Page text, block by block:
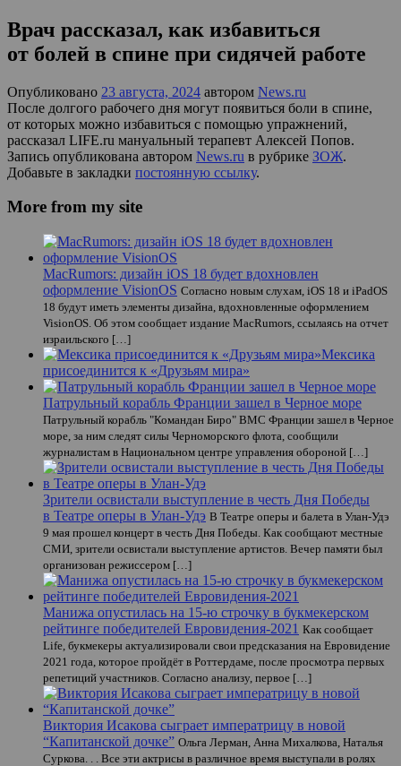
Врач рассказал, как избавиться
от болей в спине при сидячей работе
Опубликовано 23 августа, 2024 автором News.ru
После долгого рабочего дня могут появиться боли в спине,
от которых можно избавиться с помощью упражнений,
рассказал LIFE.ru мануальный терапевт Алексей Попов.
Запись опубликована автором News.ru в рубрике ЗОЖ.
Добавьте в закладки постоянную ссылку.
More from my site
MacRumors: дизайн iOS 18 будет вдохновлен
оформление VisionOS Согласно новым слухам, iOS 18 и iPadOS
18 будут иметь элементы дизайна, вдохновленные оформлением
VisionOS. Об этом сообщает издание MacRumors, ссылаясь на отчет
израильского […]
Мексика
присоединится к «Друзьям мира»
Патрульный корабль Франции зашел в Черное море
Патрульный корабль "Командан Биро" ВМС Франции зашел в Черное
море, за ним следят силы Черноморского флота, сообщили
журналистам в Национальном центре управления обороной […]
Зрители освистали выступление в честь Дня Победы
в Театре оперы в Улан-Удэ В Театре оперы и балета в Улан-Удэ
9 мая прошел концерт в честь Дня Победы. Как сообщают местные
СМИ, зрители освистали выступление артистов. Вечер памяти был
организован режиссером […]
Манижа опустилась на 15-ю строчку в букмекерском
рейтинге победителей Евровидения-2021 Как сообщает
Life, букмекеры актуализировали свои предсказания на Евровидение
2021 года, которое пройдёт в Роттердаме, после просмотра первых
репетиций участников. Согласно анализу, первое […]
Виктория Исакова сыграет императрицу в новой
“Капитанской дочке” Ольга Лерман, Анна Михалкова, Наталья
Суркова. . . Все эти актрисы в различное время выступали в ролях